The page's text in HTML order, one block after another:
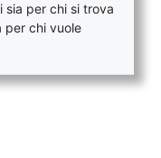
sia per chi si trova
per chi vuole